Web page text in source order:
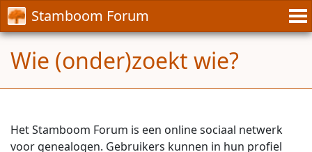
Stamboom Forum
Wie (onder)zoekt wie?
Het Stamboom Forum is een online sociaal netwerk
voor genealogen. Gebruikers kunnen in hun profiel